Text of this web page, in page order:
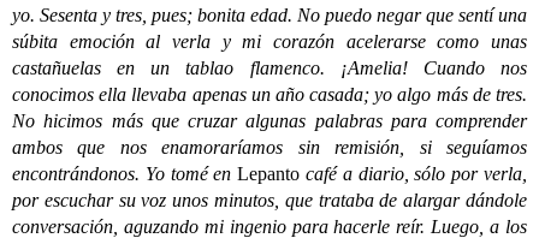
yo. Sesenta y tres, pues; bonita edad. No puedo negar que sentí una
súbita emoción al verla y mi corazón acelerarse como unas
castañuelas en un tablao flamenco. ¡Amelia! Cuando nos
conocimos ella llevaba apenas un año casada; yo algo más de tres.
No hicimos más que cruzar algunas palabras para comprender
ambos que nos enamoraríamos sin remisión, si seguíamos
encontrándonos. Yo tomé enLepanto café a diario, sólo por verla,
por escuchar su voz unos minutos, que trataba de alargar dándole
conversación, aguzando mi ingenio para hacerle reír. Luego, a los